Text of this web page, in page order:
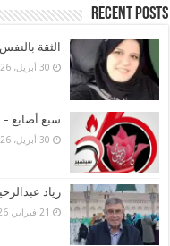
Recent Posts
الثقة
30 أبريل، 2026
سبع أصابع
30 أبريل، 2026
زياد
21 فبراير، 2026